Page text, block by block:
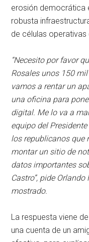
erosión democrática
robusta
de células operativas
“Necesito por favor
Rosales unos 150
vamos a rentar un
una oficina para
digital. Me lo va a
equipo del
los republicanos que
montar un sitio de
datos importantes
Castro”, pide
mostrado.
La respuesta viene
una cuenta de un